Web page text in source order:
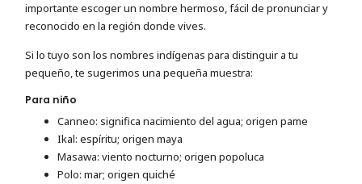
importante escoger un nombre hermoso, fácil de pronunciar y
reconocido en la región donde vives.
Si lo tuyo son los nombres indígenas para distinguir a tu
pequeño, te sugerimos una pequeña muestra:
Para niño
Canneo: significa nacimiento del agua; origen pame
Ikal: espíritu; origen maya
Masawa: viento nocturno; origen popoluca
Polo: mar; origen quiché